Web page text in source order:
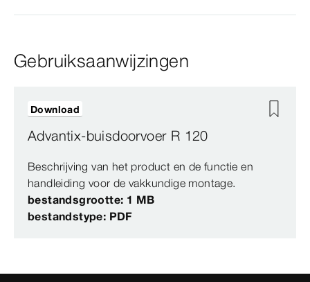
Gebruiksaanwijzingen
Advantix-buisdoorvoer R 120
Beschrijving van het product en de functie en
handleiding voor de vakkundige montage.
bestandsgrootte: 1 MB
bestandstype: PDF
Download